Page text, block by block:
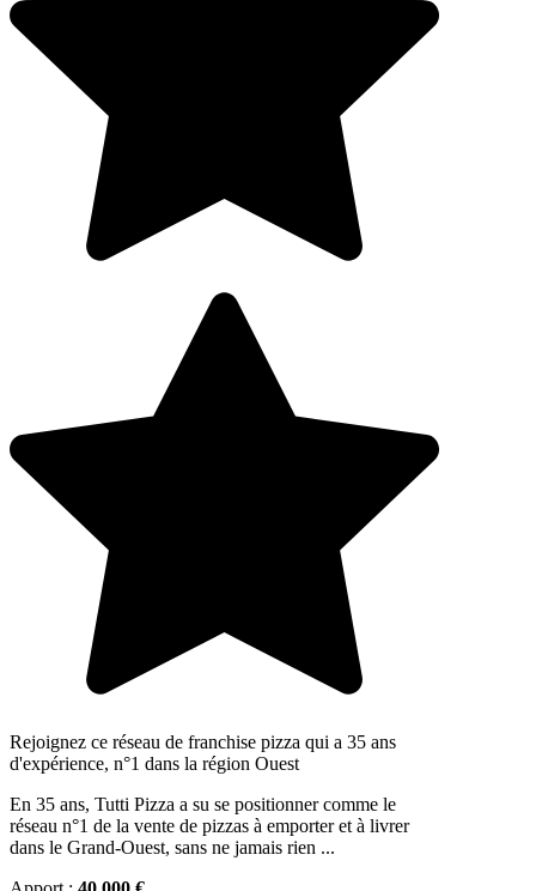
Rejoignez ce réseau de franchise pizza qui a 35 ans
d'expérience, n°1 dans la région Ouest
En 35 ans, Tutti Pizza a su se positionner comme le
réseau n°1 de la vente de pizzas à emporter et à livrer
dans le Grand-Ouest, sans ne jamais rien ...